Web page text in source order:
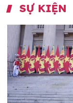
SỰ KIỆN